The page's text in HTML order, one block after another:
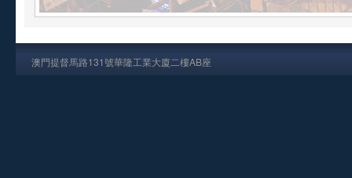
澳門提督馬路131號華隆工業大廈二樓AB座